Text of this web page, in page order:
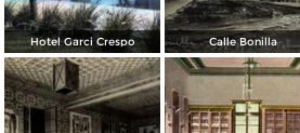
Hotel Garci Crespo Calle Bonilla